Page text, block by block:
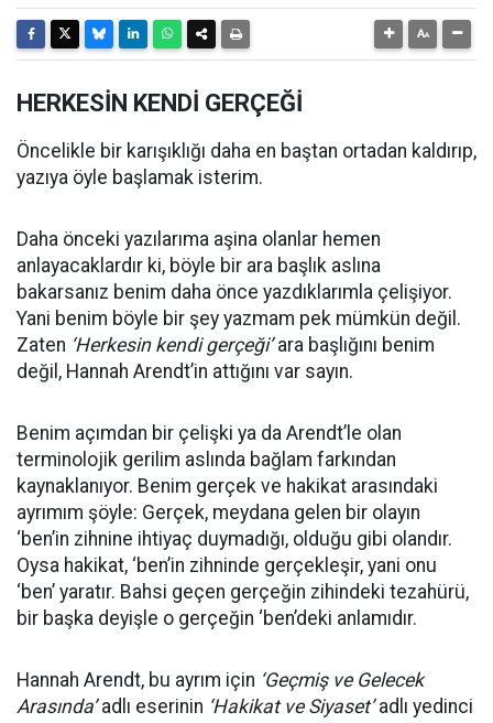
HERKESİN KENDİ GERÇEĞİ
Öncelikle bir karışıklığı daha en baştan ortadan kaldırıp,
yazıya öyle başlamak isterim.
Daha önceki yazılarıma aşina olanlar hemen
anlayacaklardır ki, böyle bir ara başlık aslına
bakarsanız benim daha önce yazdıklarımla çelişiyor.
Yani benim böyle bir şey yazmam pek mümkün değil.
Zaten ‘Herkesin kendi gerçeği’ara başlığını benim
değil, Hannah Arendt’in attığını var sayın.
Benim açımdan bir çelişki ya da Arendt’le olan
terminolojik gerilim aslında bağlam farkından
kaynaklanıyor. Benim gerçek ve hakikat arasındaki
ayrımım şöyle: Gerçek, meydana gelen bir olayın
‘ben’in zihnine ihtiyaç duymadığı, olduğu gibi olandır.
Oysa hakikat, ‘ben’in zihninde gerçekleşir, yani onu
‘ben’ yaratır. Bahsi geçen gerçeğin zihindeki tezahürü,
bir başka deyişle o gerçeğin ‘ben’deki anlamıdır.
Hannah Arendt, bu ayrım için ‘Geçmiş ve Gelecek
Arasında’adlı eserinin ‘Hakikat ve Siyaset’adlı yedinci